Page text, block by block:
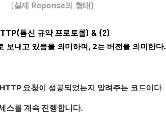
(실제 Reponse의 형태)
통신 규약 프로토콜) & (2)
보내고 있음을 의미하며, 2는 버전을 의미한다.
요청이 성공되었는지 알려주는 코드이다.
스를 계속 진행합니다.